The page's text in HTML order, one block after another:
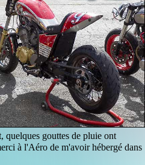
quelques gouttes de pluie ont
à l'Aéro de m'avoir hébergé dans